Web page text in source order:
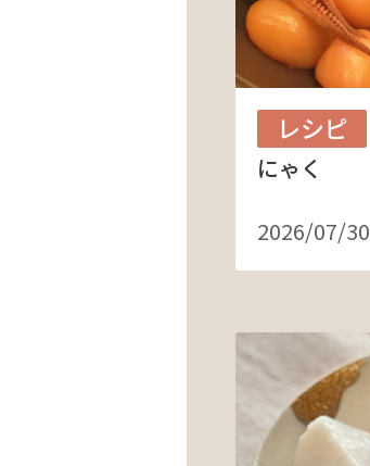
レシピ
にゃく
2026/07/30